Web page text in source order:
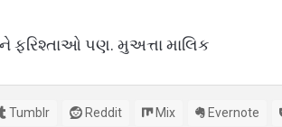
પણ. મુઅત્તા માલિક
Tumblr Reddit Mix Evernote